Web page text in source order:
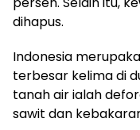
dihapus.
Indonesia
terbesar kelima di
tanah air ialah
sawit dan